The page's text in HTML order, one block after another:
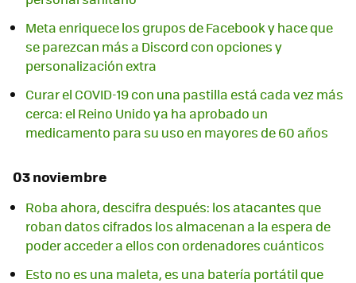
Meta enriquece los grupos de Facebook y hace que
se parezcan más a Discord con opciones y
personalización extra
Curar el COVID-19 con una pastilla está cada vez más
cerca: el Reino Unido ya ha aprobado un
medicamento para su uso en mayores de 60 años
03 noviembre
Roba ahora, descifra después: los atacantes que
roban datos cifrados los almacenan a la espera de
poder acceder a ellos con ordenadores cuánticos
Esto no es una maleta, es una batería portátil que